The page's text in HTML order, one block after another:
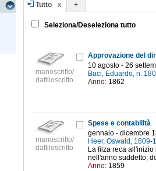
Tutto +
Seleziona/Deseleziona tutto
manoscritto/
dattiloscritto
10 agosto - 26
Baci, Eduardo, n.
Anno: 1862
manoscritto/
dattiloscritto
Spese e contabilità
gennaio - dicembre
Heer, Oswald, 1809-
La filza reca
nell'anno suddetto;
Anno: 1859